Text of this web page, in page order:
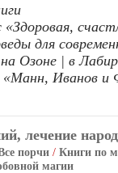
для
Озоне | в
Иванов и
лечение
порчи / Книги по
магии